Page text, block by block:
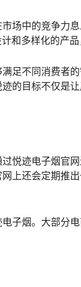
场中的竞争力
和多样化的产品
足不同消费者
的目标不仅是
悦迹电子烟官
上还会定期推
子烟。大部分